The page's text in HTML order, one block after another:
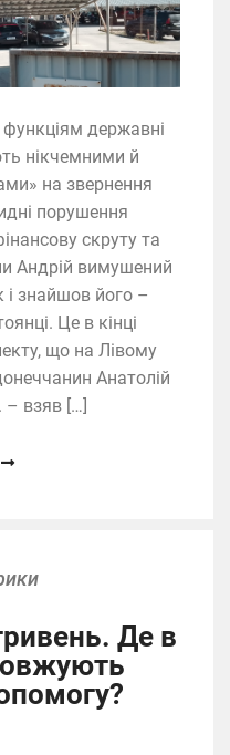
державні
нікчемними й
на звернення
порушення
скруту та
Андрій вимушений
і знайшов його –
Це в кінці
що на Лівому
Анатолій
взяв […]
Де в